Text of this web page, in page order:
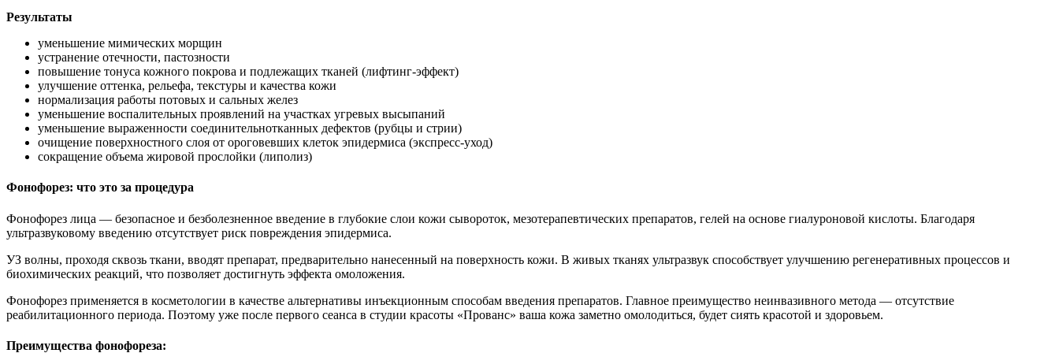
Результаты
уменьшение мимических морщин
устранение отечности, пастозности
повышение тонуса кожного покрова и подлежащих тканей (лифтинг-эффект)
улучшение оттенка, рельефа, текстуры и качества кожи
нормализация работы потовых и сальных желез
уменьшение воспалительных проявлений на участках угревых высыпаний
уменьшение выраженности соединительнотканных дефектов (рубцы и стрии)
очищение поверхностного слоя от ороговевших клеток эпидермиса (экспресс-уход)
сокращение объема жировой прослойки (липолиз)
Фонофорез: что это за процедура
Фонофорез лица — безопасное и безболезненное введение в глубокие слои кожи сывороток, мезотерапевтических препаратов, гелей на основе гиалуроновой кислоты. Благодаря
ультразвуковому введению отсутствует риск повреждения эпидермиса.
УЗ волны, проходя сквозь ткани, вводят препарат, предварительно нанесенный на поверхность кожи. В живых тканях ультразвук способствует улучшению регенеративных процессов и
биохимических реакций, что позволяет достигнуть эффекта омоложения.
Фонофорез применяется в косметологии в качестве альтернативы инъекционным способам введения препаратов. Главное преимущество неинвазивного метода — отсутствие
реабилитационного периода. Поэтому уже после первого сеанса в студии красоты «Прованс» ваша кожа заметно омолодиться, будет сиять красотой и здоровьем.
Преимущества фонофореза: